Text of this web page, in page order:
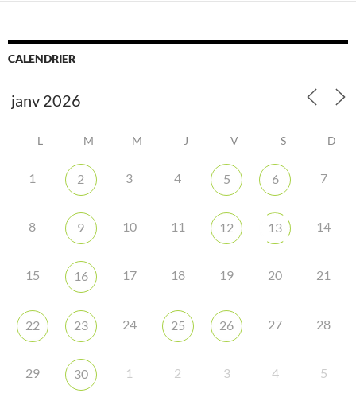
CALENDRIER
L M M J V S D
1 2 3 4 5 6 7
8 9 10 11 12 13 14
15 16 17 18 19 20 21
22 23 24 25 26 27 28
29 30 1 2 3 4 5